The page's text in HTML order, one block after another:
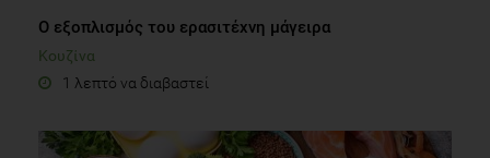
Ο εξοπλισμός του ερασιτέχνη μάγειρα
Κουζίνα
1 λεπτό να διαβαστεί